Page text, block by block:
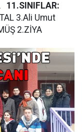
11.SINIFLAR:
3.Ali Umut
2.ZİYA